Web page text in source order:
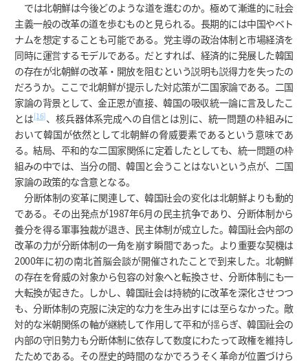
では北朝鮮は今後どのような道を進むのか。極めて漸進的に社会
主義一般の改革の道を歩むものと見られる。長期的には中国やベト
ナムを想定することも可能である。党主導の政治体制と市場経済を
同時に運営するモデルである。だとすれば、経済的に発展した韓国
の存在が北朝鮮の改革・開放を阻むという説明も説得力を失ったの
だろうか。ここで北朝鮮が提示した対応策が二国家論である。二国
家論の背景として、金正恩が直接、韓国の吸収統一論に言及したこ
とは[16]、核兵器体系完成への自信とは別に、統一問題の枠組みに
おいて韓国が依然として北朝鮮の脅威要素であるという意味であ
る。結局、平和的な二国家関係に定着したとしても、統一問題の枠
組みの中では、当分の間、韓国と会うことはないという点が、二国
家論の政策的な含意となる。
分断体制の変革に関連して、韓国社会の変化は北朝鮮よりも動的
である。その出発点が1987年6月の民主抗争であり、分断体制から
養分を得る軍事独裁が退き、民主体制が成立した。韓国社会内部の
改革の力が分断体制の一角を崩す瞬間であった。より重要な契機は
2000年に初の南北首脳会談が開催されたことで到来した。北朝鮮
の存在を脅威の対象から包容の対象へと転換させ、分断体制にも一
大転換が起きた。しかし、韓国社会は持続的に改革を深化させつつ
も、分断体制の克服に決定的な力を生み出すには至らなかった。敵
対的な米朝関係の軸が継続して作用して平和が揺らぎ、韓国社会の
内部の守旧勢力も分断体制に依存して数度にわたって政権を維持し
たためである。その歴史的時間のなかでろうそく革命が位置づけら